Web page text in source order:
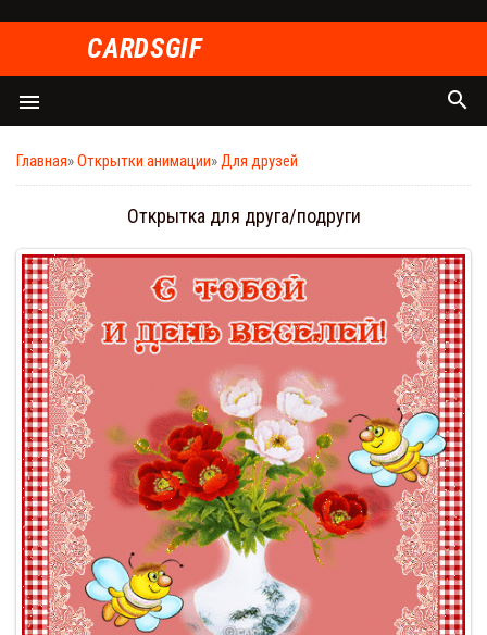
СARDSGIF
menu search
Главная»Открытки анимации»Для друзей
Открытка для друга/подруги